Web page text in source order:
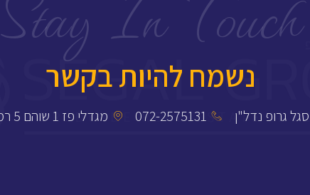
נשמח להיות בקשר
סגל גרופ נדל"ן 072-2575131 מגדלי פז 1 שוהם 5 רמת גן